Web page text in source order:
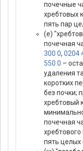
почечные
хребтовых
пять пар
(е)
почечная
300 0, 0204
550 0 –
удаления
коротких
без почки;
хребтовый
почечная
пять целых